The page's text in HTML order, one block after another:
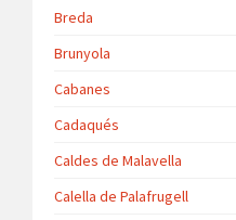
Breda
Brunyola
Cabanes
Cadaqués
Caldes de Malavella
Calella de Palafrugell